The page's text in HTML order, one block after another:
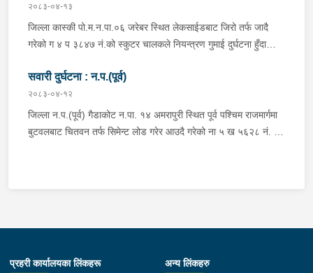
सवार वर्ष २७ को शंकर बिश्वकर्मा, शंकर वि.क को छोरी १५ महिनाकी प्रभा
विश्वकर्मा, बस चालक जिल्ला गोरखा पालुङटार न.पा.६ बस्ने वर्ष ३० को
मिलन गुरुङ. गोरखा न.पा.१३ देउराली बस्ने वर्ष ४२ को कृष्णा राम नराल
पठाएको ।
२०८३-०४-१३
जिल्ला कास्की पो.म.न.पा.०६ जरेबर स्थित लेकसाईडबाट जिरो तर्फ जादै
गरेको ग ४ प ३८४७ नं.को स्कुटर चालकले नियन्त्रण गुमाई दुर्घटना हुँदा
अर्चलबोट बस्ने बर्ष २४ कि शान्ति नेपाली घाईते भई उपचारको लागि G.M.C
अस्पताल पठाइएको ।
सवारी दुर्घटना : न.प.(पूर्व)
२०८३-०४-१२
जिल्ला न.प.(पूर्व) गैडाकोट न.पा. १४ अमरापुरी स्थित पूर्व पश्चिम राजमार्गमा
बुटवलबाट चितवन तर्फ सिमेन्ट लोड गरेर आउदै गरेको ना ५ ख ५६२८ नं. को
न.पा. वडा न. १७ रजहर बस्ने बर्ष ४० को लेस नारायण थारुलाई नियन्त्रणमा
प्रहरी कार्यालयका लिंकहरू
अन्य लिंकहरु